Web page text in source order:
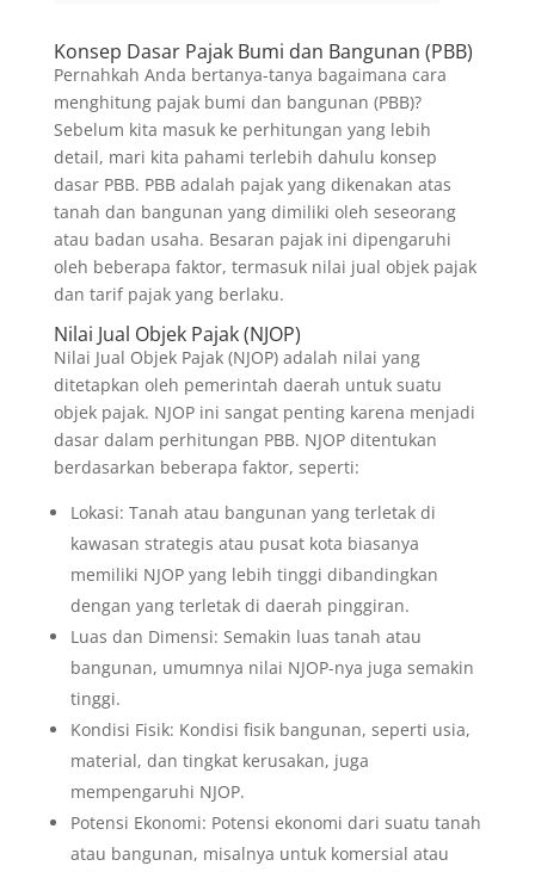
Konsep Dasar Pajak Bumi dan Bangunan (PBB)
Pernahkah Anda bertanya-tanya bagaimana cara
menghitung pajak bumi dan bangunan (PBB)?
Sebelum kita masuk ke perhitungan yang lebih
detail, mari kita pahami terlebih dahulu konsep
dasar PBB. PBB adalah pajak yang dikenakan atas
tanah dan bangunan yang dimiliki oleh seseorang
atau badan usaha. Besaran pajak ini dipengaruhi
oleh beberapa faktor, termasuk nilai jual objek pajak
dan tarif pajak yang berlaku.
Nilai Jual Objek Pajak (NJOP)
Nilai Jual Objek Pajak (NJOP) adalah nilai yang
ditetapkan oleh pemerintah daerah untuk suatu
objek pajak. NJOP ini sangat penting karena menjadi
dasar dalam perhitungan PBB. NJOP ditentukan
berdasarkan beberapa faktor, seperti:
Lokasi: Tanah atau bangunan yang terletak di
kawasan strategis atau pusat kota biasanya
memiliki NJOP yang lebih tinggi dibandingkan
dengan yang terletak di daerah pinggiran.
Luas dan Dimensi: Semakin luas tanah atau
bangunan, umumnya nilai NJOP-nya juga semakin
tinggi.
Kondisi Fisik: Kondisi fisik bangunan, seperti usia,
material, dan tingkat kerusakan, juga
mempengaruhi NJOP.
Potensi Ekonomi: Potensi ekonomi dari suatu tanah
atau bangunan, misalnya untuk komersial atau